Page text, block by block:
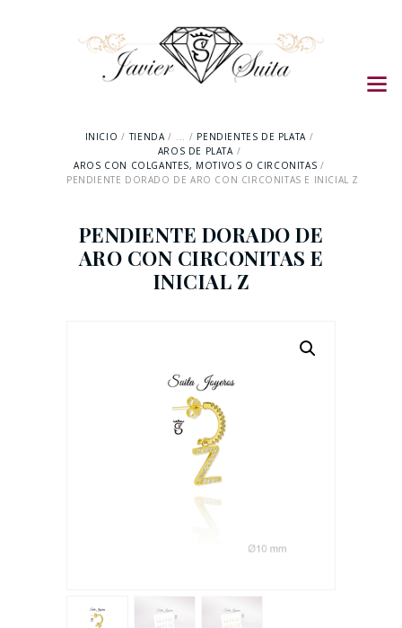
INICIO TIENDA ...
PENDIENTES DE PLATA
AROS DE PLATA
AROS CON COLGANTES, MOTIVOS O CIRCONITAS
PENDIENTE DORADO DE ARO CON CIRCONITAS E INICIAL Z
PENDIENTE DORADO DE
ARO CON CIRCONITAS E
INICIAL Z